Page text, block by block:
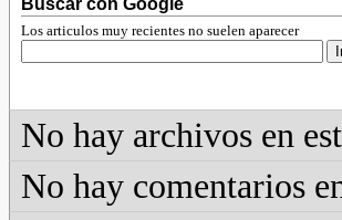
Buscar con Google
Los articulos muy recientes no suelen aparecer
No hay archivos en
No hay comentarios